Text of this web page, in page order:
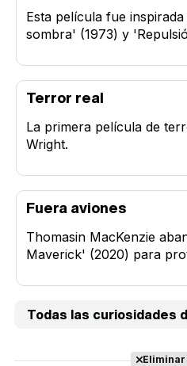
Esta película fue
sombra' (1973) y
Terror real
La primera película de
Wright.
Fuera aviones
Thomasin MacKenzie
Maverick' (2020) para
Todas las curiosidades